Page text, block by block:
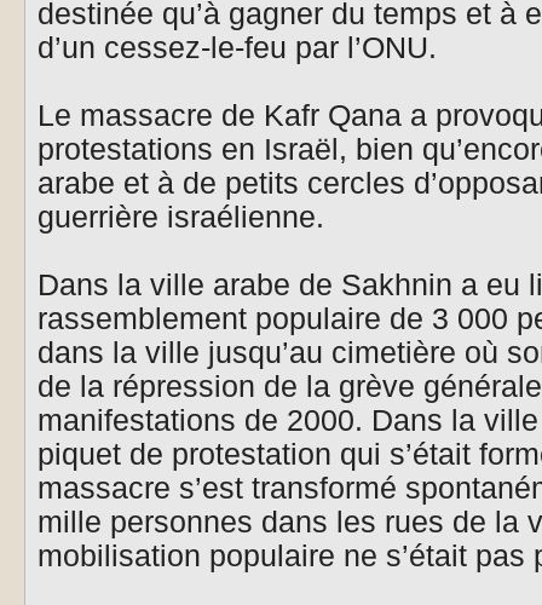
destinée qu’à gagner du temps et à
d’un cessez-le-feu par l’ONU.
Le massacre de Kafr Qana a
protestations en Israël, bien
arabe et à de petits cercles
guerrière israélienne.
Dans la ville arabe de Sakhnin a eu
rassemblement populaire de 3 000
dans la ville jusqu’au cimetière où
de la répression de la grève
manifestations de 2000. Dans la
piquet de protestation qui s’était
massacre s’est transformé
mille personnes dans les rues de la
mobilisation populaire ne s’était